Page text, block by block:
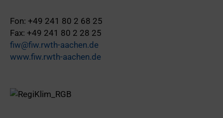
Fon: +49 241 80 2 68 25
Fax: +49 241 80 2 28 25
fiw@fiw.rwth-aachen.de
www.fiw.rwth-aachen.de